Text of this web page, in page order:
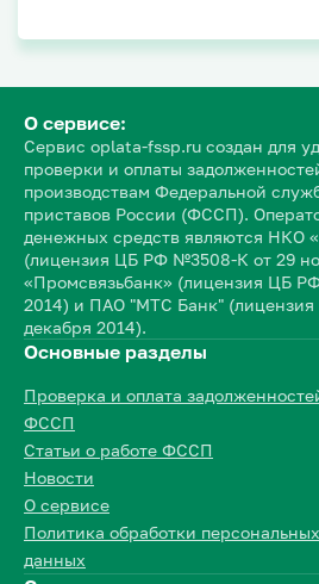
О сервисе:
Сервис oplata-fssp.ru создан для
проверки и оплаты
производствам Федеральной
приставов России (ФССП).
денежных средств являются НКО
(лицензия ЦБ РФ №3508-К от 29
«Промсвязьбанк» (лицензия ЦБ
2014) и ПАО "МТС Банк"
декабря 2014).
Основные разделы
Проверка и оплата
ФССП
Статьи о работе ФССП
Новости
О сервисе
Политика обработки персональных
данных